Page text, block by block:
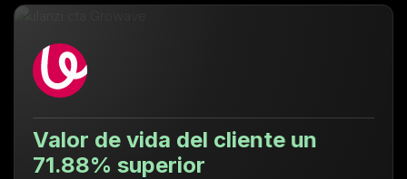
Valor de vida del cliente un
71.88% superior